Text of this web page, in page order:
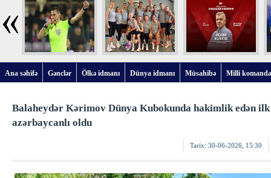
Ana səhifə Gənclər Ölkə idmanı Dünya idmanı Müsahibə Milli
Balaheydər Kərimov Dünya Kubokunda hakimlik edən ilk
azərbaycanlı oldu
Tarix: 30-06-2026, 15:30